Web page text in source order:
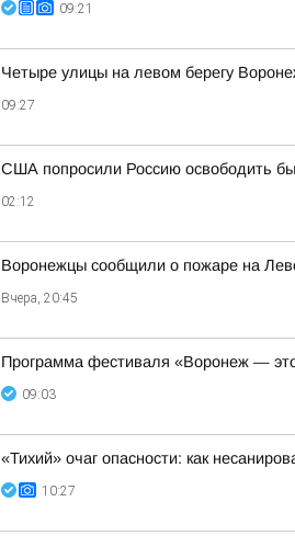
09:21
Четыре улицы на левом берегу
09:27
США попросили Россию освободить
02:12
Воронежцы сообщили о пожаре на
Вчера, 20:45
Программа фестиваля «Воронеж —
09:03
«Тихий» очаг опасности: как
10:27